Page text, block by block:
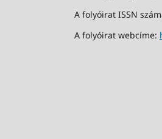
A folyóirat ISSN
A folyóirat webcíme: